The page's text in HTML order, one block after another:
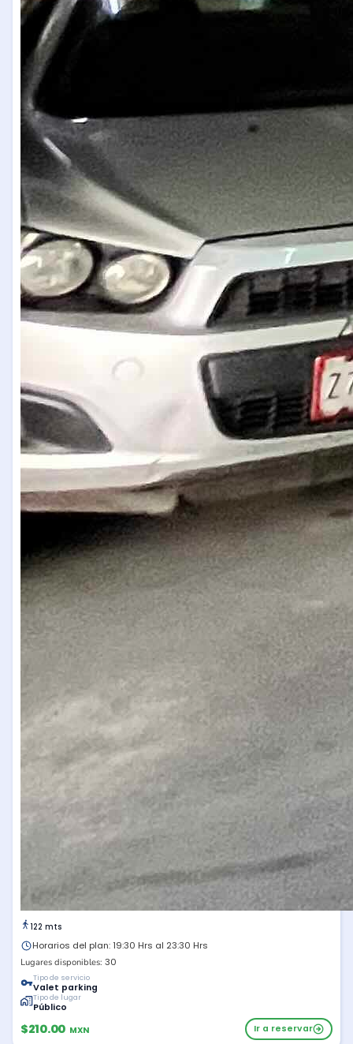
122 mts
Horarios del plan: 19:30 Hrs al 23:30 Hrs
Lugares disponibles: 30
Tipo de servicio
Valet parking
Tipo de lugar
Público
$210.00 MXN Ir a reservar